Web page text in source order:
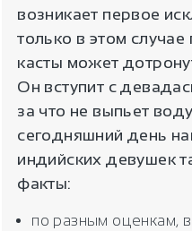
возникает первое
только в этом
касты может
Он вступит с
за что не выпьет
сегодняшний день
индийских девушек
факты:
по разным оценкам,